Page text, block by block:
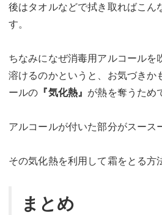
後はタオルなどで拭き取ればこん
す。
ちなみになぜ消毒用アルコールを
溶けるのかというと、お気づきか
ールの 『気化熱』 が熱を奪うため
アルコールが付いた部分がスース
その気化熱を利用して霜をとる方
まとめ